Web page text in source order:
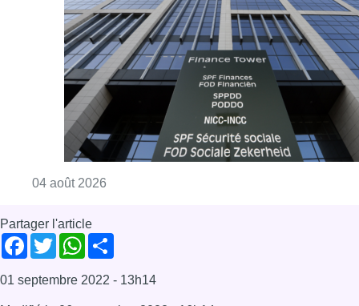
Partager l'article
Facebook
TwitterWhatsApp
Share
01 septembre 2022 - 13h14
06 septembre 2022 - 16h14
consommation
énergie
Économie
Offres d’emploi